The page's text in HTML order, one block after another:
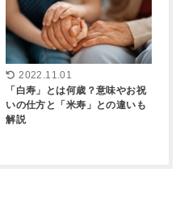
2022.11.01
「白寿」とは何歳？意味やお祝
いの仕方と「米寿」との違いも
解説